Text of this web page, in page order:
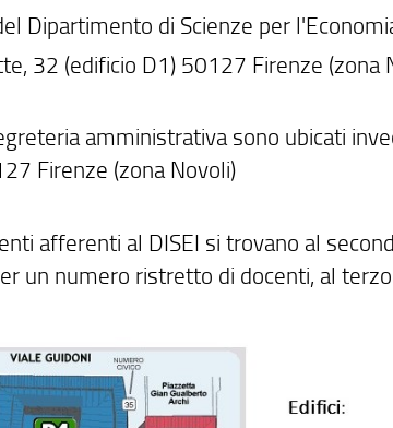
Dipartimento di Scienze per
32 (edificio D1) 50127 Firenze (zona
amministrativa sono ubicati
Firenze (zona Novoli)
afferenti al DISEI si trovano al
un numero ristretto di docenti, al